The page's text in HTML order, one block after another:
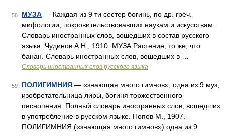
58 МУЗА — Каждая из 9 ти сестер богинь, по др. греч.
мифологии, покровительствовавших наукам и искусствам.
Словарь иностранных слов, вошедших в состав русского
языка. Чудинов А.Н., 1910. МУЗА Растение; то же, что
банан. Словарь иностранных слов, вошедших в …
Словарь иностранных слов русского языка
59 ПОЛИГИМНИЯ — «знающая много гимнов», одна из 9 муз,
изобретательница лиры, богиня торжественного
песнопения. Полный словарь иностранных слов, вошедших
в употребление в русском языке. Попов М., 1907.
ПОЛИГИМНИЯ («знающая много гимнов») одна из 9